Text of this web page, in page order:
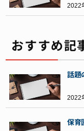
2022
おすすめ記
話題
2022
保育